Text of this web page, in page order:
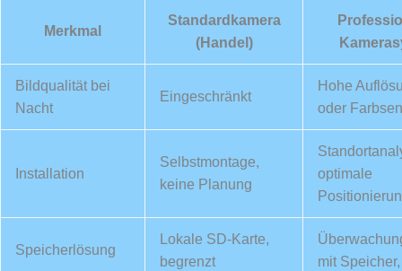
Merkmal
Standardkamera
(Handel)
Bildqualität bei
Nacht
Eingeschränkt
Hohe
oder
Installation
Selbstmontage,
keine Planung
optimale
Speicherlösung
Lokale SD-Karte,
begrenzt
mit